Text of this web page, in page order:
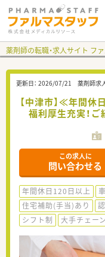
薬剤師の転職・求人サイト フ
更新日： 2026/07/21 薬剤師求
【中津市】≪年間
福利厚生充実！
この求人に
問い合わせる
年間休日120日以上
住宅補助(手当)あり
シフト制
大手チェーン